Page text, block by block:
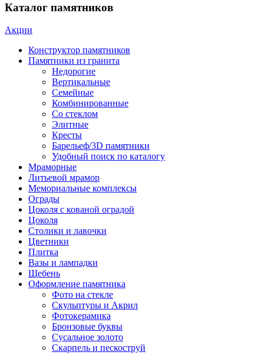
Каталог памятников
Акции
Конструктор памятников
Памятники из гранита
Недорогие
Вертикальные
Семейные
Комбинированные
Со стеклом
Элитные
Кресты
Барельеф/3D памятники
Удобный поиск по каталогу
Мраморные
Литьевой мрамор
Мемориальные комплексы
Ограды
Цоколя с кованой оградой
Цоколя
Столики и лавочки
Цветники
Плитка
Вазы и лампадки
Щебень
Оформление памятника
Фото на стекле
Скульптуры и Акрил
Фотокерамика
Бронзовые буквы
Сусальное золото
Скарпель и пескоструй